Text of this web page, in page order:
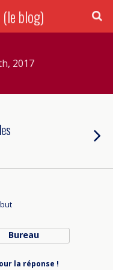
blog)
2017
Bureau
la réponse !